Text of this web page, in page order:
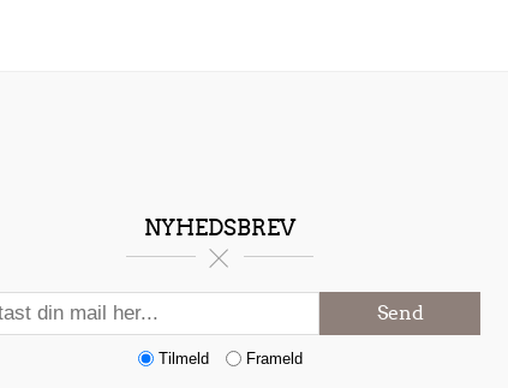
NYHEDSBREV
Send
Tilmeld Frameld